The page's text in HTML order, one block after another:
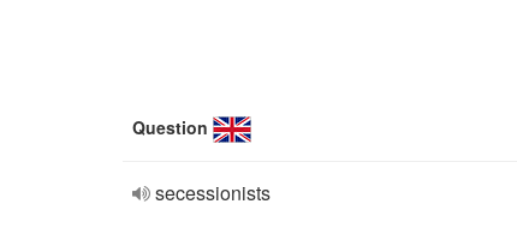
Question
secessionists